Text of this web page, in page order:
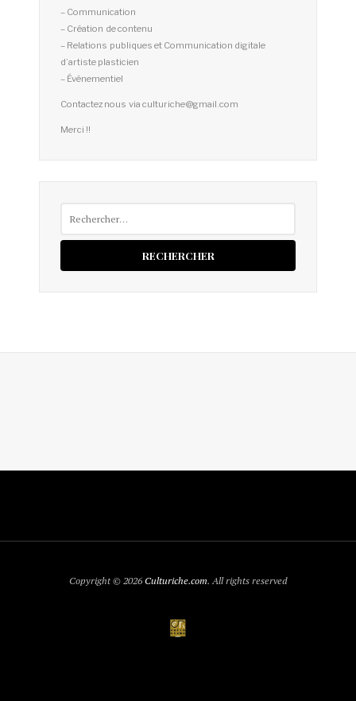
– Communication
– Création de contenu
– Relations publiques et Communication digitale
d’artiste plasticien
– Événementiel
Contactez nous via culturiche@gmail.com
Merci !!
Copyright © 2026Culturiche.com. All rights reserved